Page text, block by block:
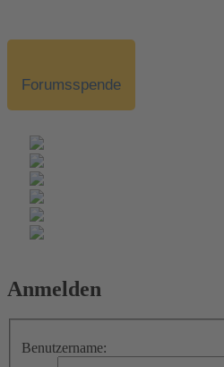
Forumsspende
Anmelden
Benutzername: